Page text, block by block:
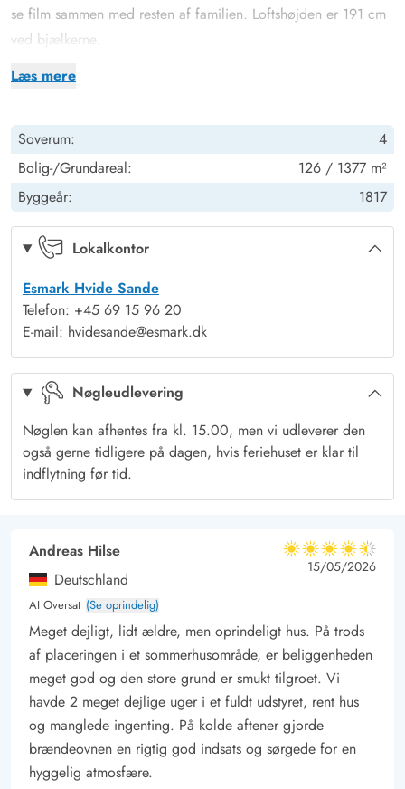
Læs mere
se film sammen med resten af familien. Loftshøjden er 191 cm
ved bjælkerne.
Det veludstyrede køkken i forbindelse med stuen er ideelt til en
desuden energibesparende varmepumpe i sommerhuset.
Wellness er i højsædet med sauna og indendørs spabad. Her
kan du slappe af efter en begivenhedsrig dag ved Vestkysten.
Der er 4 soveværelser samt badeværelse og gæstetoilet i
feriehuset.
I det smukke feriehus er der masser af mulighed for at få
brændt energien af. Du kan for eksempel udfordre familien til
en gang rundbold, kongespil eller vikingespil på plænen. Eller
du kan slappe af med en varm kop kaffe på den afskærmede
terrasse, imens børnene gynger og leger på rutsjebanen. Og
bagefter kan I forberede en fælles grillaften ved gasgrillen.
Sport, kultur eller shopping? I Årgab finder du det hele
Ferieområdet Årgab ligger lige udenfor havnebyen Hvide
Sande. Fra dit sommerhus er der 2 kilometer til
finder du kultur- og sportsfaciliteter samt mange hyggelige
butikker og restauranter. Området kan varmt anbefales til
vandsportsentusiaster, men du kan også tage på afslappende
cykel- og vandreture her, for eksempel langs Ringkøbing Fjord.
Soverum:
4
Bolig-/Grundareal:
126 / 1377 m²
Byggeår:
1817
Lokalkontor
Esmark Hvide Sande
Telefon: +45 69 15 96 20
E-mail: hvidesande@esmark.dk
Nøgleudlevering
Nøglen kan afhentes fra kl. 15.00, men vi udleverer den
også gerne tidligere på dagen, hvis feriehuset er klar til
indflytning før tid.
Andreas Hilse
Deutschland
AI Oversat (Se oprindelig)
4.5 ud af 5
4.5 ud af 5
4.5 out of 5
15/05/2026
Meget dejligt, lidt ældre, men oprindeligt hus. På trods
af placeringen i et sommerhusområde, er beliggenheden
meget god og den store grund er smukt tilgroet. Vi
havde 2 meget dejlige uger i et fuldt udstyret, rent hus
og manglede ingenting. På kolde aftener gjorde
brændeovnen en rigtig god indsats og sørgede for en
hyggelig atmosfære.